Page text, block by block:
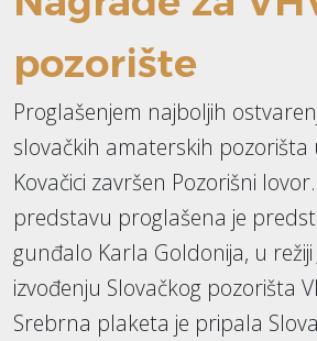
pozorište
Proglašenjem najboljih
slovačkih amaterskih pozorišta
Kovačici završen Pozorišni
predstavu proglašena je
gunđalo Karla Goldonija, u
izvođenju Slovačkog pozorišta
Srebrna plaketa je pripala